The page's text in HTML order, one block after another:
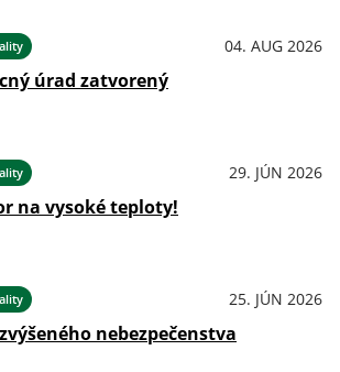
04. AUG 2026
úrad zatvorený
29. JÚN 2026
na vysoké teploty!
25. JÚN 2026
nebezpečenstva